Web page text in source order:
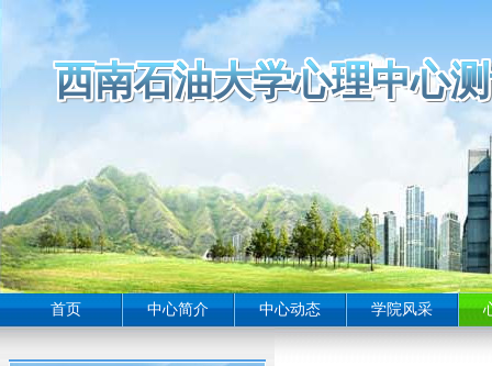
西南石油大学心理中心
西南石油大学心理中心
西南石油大学心理中心
西南石油大学心理中心
西南石油大学心理中心
西南石油大学心理中心
西南石油大学心理中心
西南石油大学心理中心
西南石油大学心理中心
西南石油大学心理中心
西南石油大学心理中心
西南石油大学心理中心
西南石油大学心理中心
西南石油大学心理中心
西南石油大学心理中心
西南石油大学心理中心
西南石油大学心理中心
西南石油大学心理中心
西南石油大学心理中心
西南石油大学心理中心
西南石油大学心理中心
西南石油大学心理中心
西南石油大学心理中心
西南石油大学心理中心
西南石油大学心理中心
西南石油大学心理中心
西南石油大学心理中心
西南石油大学心理中心
西南石油大学心理中心
西南石油大学心理中心
西南石油大学心理中心
西南石油大学心理中心
西南石油大学心理中心
西南石油大学心理中心
西南石油大学心理中心
西南石油大学心理中心
西南石油大学心理中心
西南石油大学心理中心
西南石油大学心理中心
西南石油大学心理中心
西南石油大学心理中心
西南石油大学心理中心
西南石油大学心理中心
西南石油大学心理中心
西南石油大学心理中心
首页 中心简介 中心动态 学院风采